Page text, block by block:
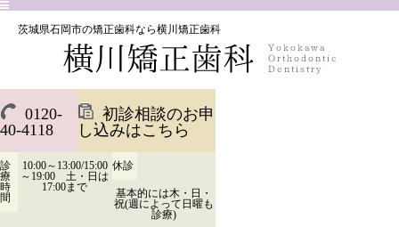
茨城県石岡市の矯正歯科なら横川矯正歯科
0120-
40-4118
初診相談のお申
し込みはこちら
診
療
時
間
10:00～13:00/15:00
～19:00 土・日は
17:00まで
休診
基本的には木・日・
祝(週によって日曜も
診療)